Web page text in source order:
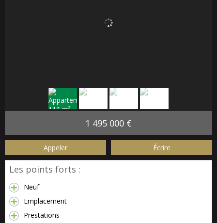
1 495 000 €
Appeler Écrire
Les points forts :
Neuf
Emplacement
Prestations